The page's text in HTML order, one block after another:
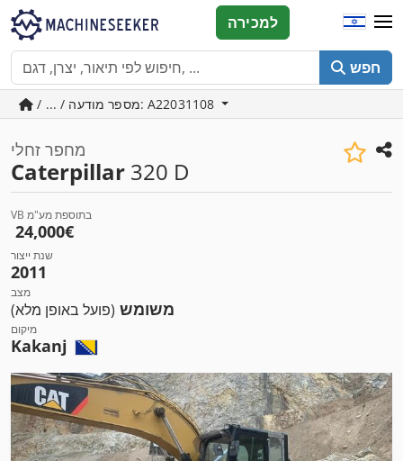
חפש
למכירה
/ ... / מספר מודעה: A22031108
מחפר זחלי
Caterpillar 320 D
VB בתוספת מע"מ
‏24,000 ‏€
שנת ייצור
2011
מצב
משומש (פועל באופן מלא)
מיקום
Kakanj